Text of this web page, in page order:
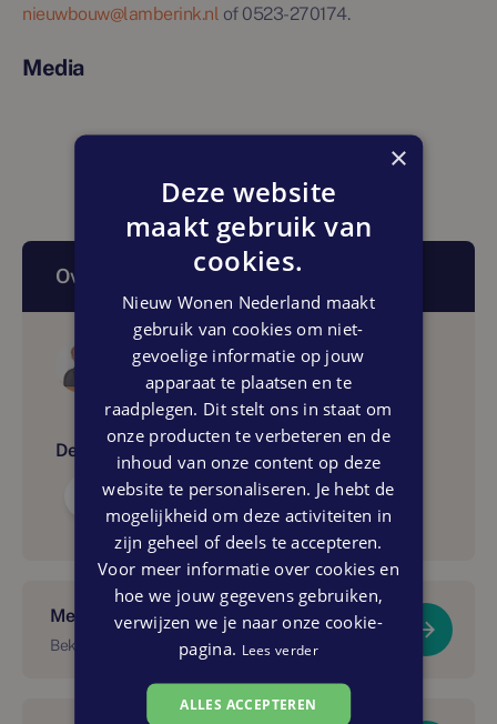
nieuwbouw@lamberink.nl of 0523-270174.
Media
Over dit artikel
Auteur
Lamberink Nieuwbouwmakelaars
Delen:
Meer over dit project?
Bekijk Slotgraven
×
Deze website
maakt gebruik van
cookies.
Nieuw Wonen Nederland maakt
gebruik van cookies om niet-
gevoelige informatie op jouw
apparaat te plaatsen en te
raadplegen. Dit stelt ons in staat om
onze producten te verbeteren en de
inhoud van onze content op deze
website te personaliseren. Je hebt de
mogelijkheid om deze activiteiten in
zijn geheel of deels te accepteren.
Voor meer informatie over cookies en
hoe we jouw gegevens gebruiken,
verwijzen we je naar onze cookie-
pagina. Lees verder
ALLES ACCEPTEREN